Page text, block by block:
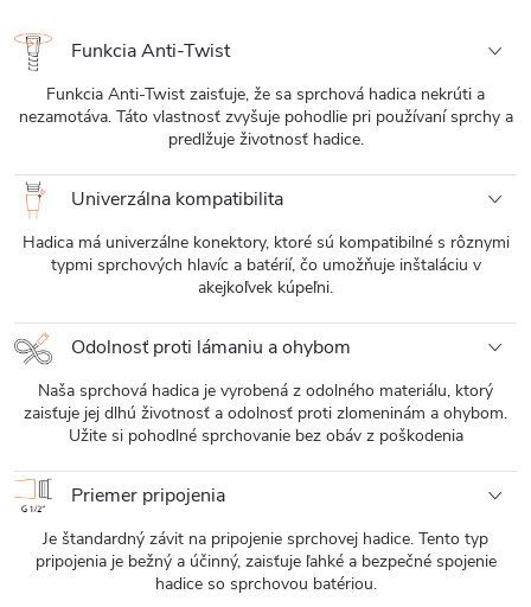
Funkcia Anti-Twist
Funkcia Anti-Twist zaisťuje, že sa sprchová hadica nekrúti a
nezamotáva. Táto vlastnosť zvyšuje pohodlie pri používaní sprchy a
predlžuje životnosť hadice.
Univerzálna kompatibilita
Hadica má univerzálne konektory, ktoré sú kompatibilné s rôznymi
typmi sprchových hlavíc a batérií, čo umožňuje inštaláciu v
akejkoľvek kúpeľni.
Odolnosť proti lámaniu a ohybom
Naša sprchová hadica je vyrobená z odolného materiálu, ktorý
zaisťuje jej dlhú životnosť a odolnosť proti zlomeninám a ohybom.
Užite si pohodlné sprchovanie bez obáv z poškodenia
Priemer pripojenia
Je štandardný závit na pripojenie sprchovej hadice. Tento typ
pripojenia je bežný a účinný, zaisťuje ľahké a bezpečné spojenie
hadice so sprchovou batériou.